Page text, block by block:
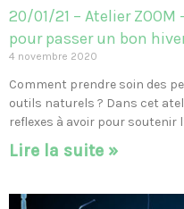
20/01/21 – Atelier
pour passer un bon
4 novembre 2020
Comment prendre soin des
outils naturels ? Dans cet
reflexes à avoir pour soutenir
Lire la suite »